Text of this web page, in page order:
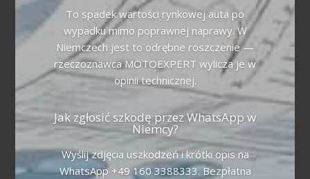
To spadek wartości rynkowej auta po
wypadku mimo poprawnej naprawy. W
Niemczech jest to odrębne roszczenie —
rzeczoznawca MOTOEXPERT wylicza je w
opinii technicznej.
Jak zgłosić szkodę przez WhatsApp w
Niemcy?
Wyślij zdjęcia uszkodzeń i krótki opis na
WhatsApp +49 160 3388333. Bezpłatna